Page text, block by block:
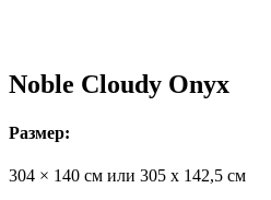
Noble Cloudy Onyx
Размер:
304 × 140 см или 305 х 142,5 см